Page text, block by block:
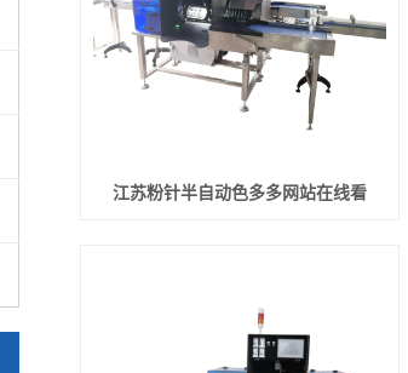
江苏粉针半自动色多多网站在线看